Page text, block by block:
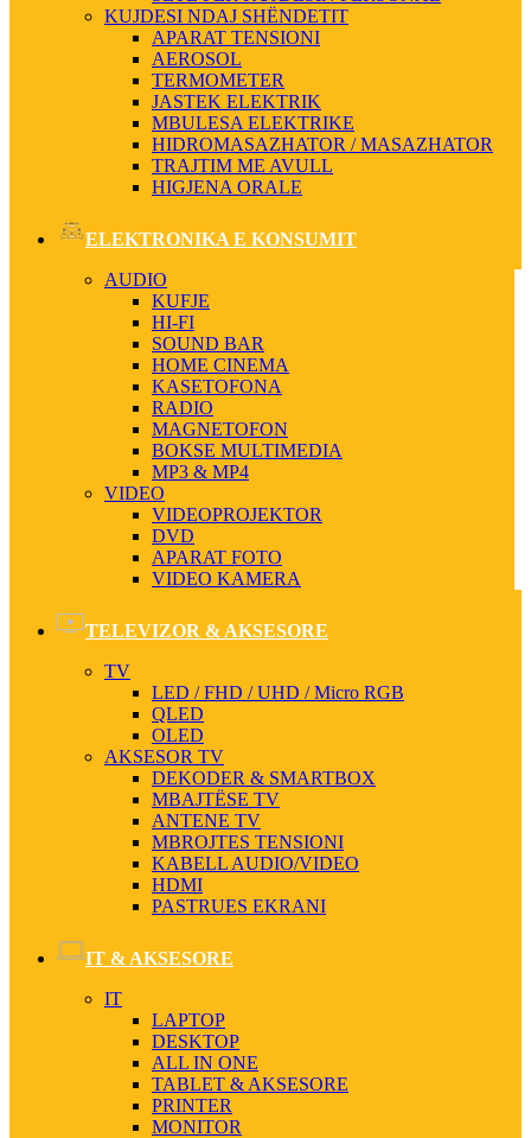
KUJDESI NDAJ SHËNDETIT
APARAT TENSIONI
AEROSOL
TERMOMETER
JASTEK ELEKTRIK
MBULESA ELEKTRIKE
HIDROMASAZHATOR / MASAZHATOR
TRAJTIM ME AVULL
HIGJENA ORALE
ELEKTRONIKA E KONSUMIT
AUDIO
KUFJE
HI-FI
SOUND BAR
HOME CINEMA
KASETOFONA
RADIO
MAGNETOFON
BOKSE MULTIMEDIA
MP3 & MP4
VIDEO
VIDEOPROJEKTOR
DVD
APARAT FOTO
VIDEO KAMERA
TELEVIZOR & AKSESORE
TV
LED / FHD / UHD / Micro RGB
QLED
OLED
AKSESOR TV
DEKODER & SMARTBOX
MBAJTËSE TV
ANTENE TV
MBROJTES TENSIONI
KABELL AUDIO/VIDEO
HDMI
PASTRUES EKRANI
IT & AKSESORE
IT
LAPTOP
DESKTOP
ALL IN ONE
TABLET & AKSESORE
PRINTER
MONITOR